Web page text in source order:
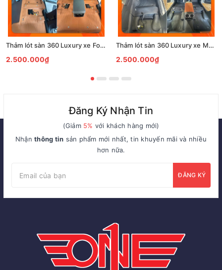
Thảm lót sàn 360 Luxury xe Ford Territory
2.500.000₫
Thảm lót sàn 360 Luxury xe Mercedes GLC 300 2024
2.500.000₫
Đăng Ký Nhận Tin
(Giảm 5% với khách hàng mới)
Nhậnthông tin sản phẩm mới nhất, tin khuyến mãi và nhiều
hơn nữa.
ĐĂNG KÝ